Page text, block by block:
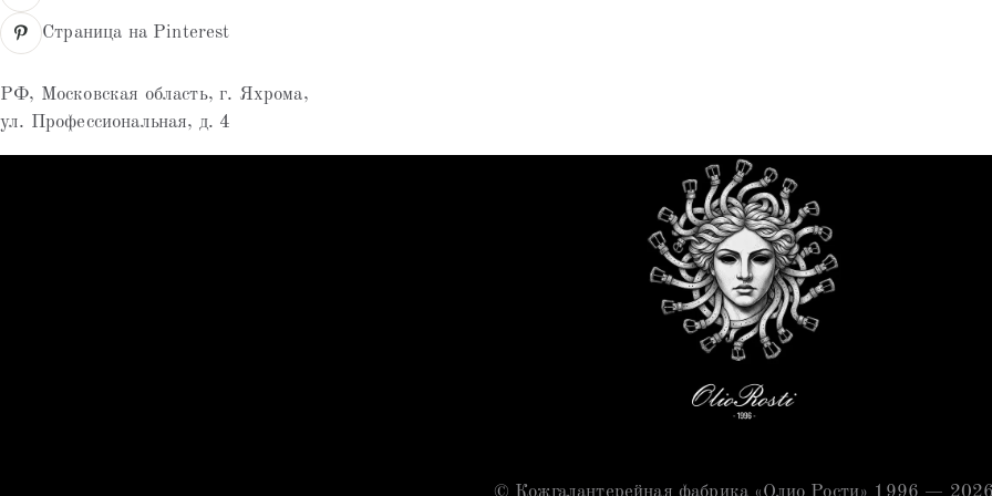
Страница на Pinterest
РФ, Московская область, г. Яхрома,
ул. Профессиональная, д. 4
© Кожгалантерейная фабрика «Олио Рости» 1996 —